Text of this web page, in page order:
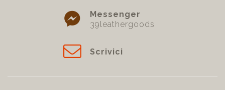
Messenger
39leathergoods
Scrivici